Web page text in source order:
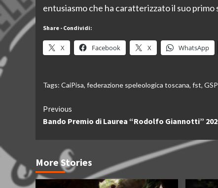
entusiasmo che ha caratterizzato il suo primo
Share - Condividi:
X Facebook X WhatsApp
Tags: CaiPisa, federazione speleologica toscana, fst,
Continue
Reading
Previous
Bando Premio di Laurea “Rodolfo Giannotti”
More Stories